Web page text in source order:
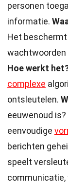
personen
informatie.
Het beschermt
wachtwoorden
Hoe werkt
complexe
ontsleutelen.
eeuwenoud
eenvoudige
berichten
speelt